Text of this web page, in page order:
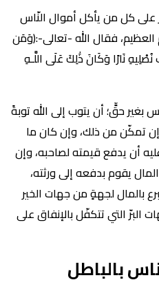
على كل من يأكل أموال النّاس
فقال الله -تعالى-:(وَمَن
نَارًا وَكَانَ ذَٰلِكَ عَلَى اللَّـهِ
حقٍّ؛ أن يتوب إلى الله توبةً
تمكّن من ذلك، وإن كان ما
أن يدفع قيمته لصاحبه، وإن
يقوم بدفعه إلى ورثته،
بالمال لجهةٍ من جهات الخير
البرّ التي تتكفّل بالإنفاق على
بالباطل